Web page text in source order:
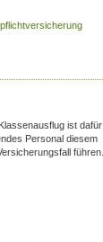
ist dafür
Personal diesem
führen.